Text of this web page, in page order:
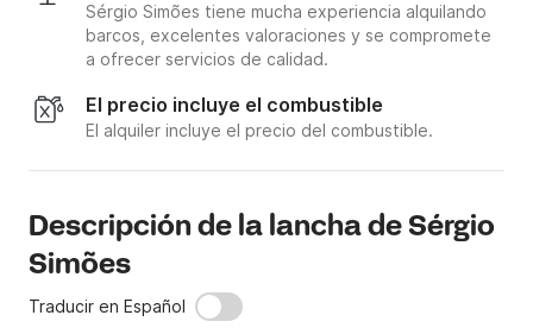
Sérgio Simões tiene mucha experiencia alquilando
barcos, excelentes valoraciones y se compromete
a ofrecer servicios de calidad.
El precio incluye el combustible
El alquiler incluye el precio del combustible.
Descripción de la lancha de Sérgio
Simões
Traducir en Español